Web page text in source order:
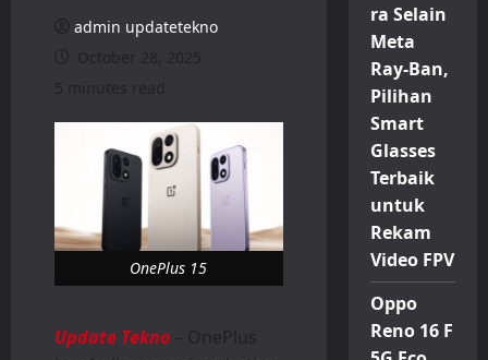
admin updatetekno
October 28, 2025
5 minutes read
OnePlus 15
Update Tekno – OnePlus
ra Selain
Meta
Ray-Ban,
Pilihan
Smart
Glasses
Terbaik
untuk
Rekam
Video FPV
Oppo
Reno 16 F